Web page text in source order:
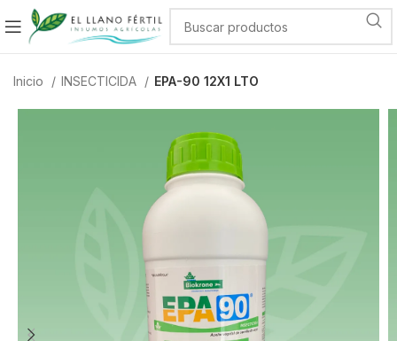
Inicio INSECTICIDA EPA-90 12X1 LTO